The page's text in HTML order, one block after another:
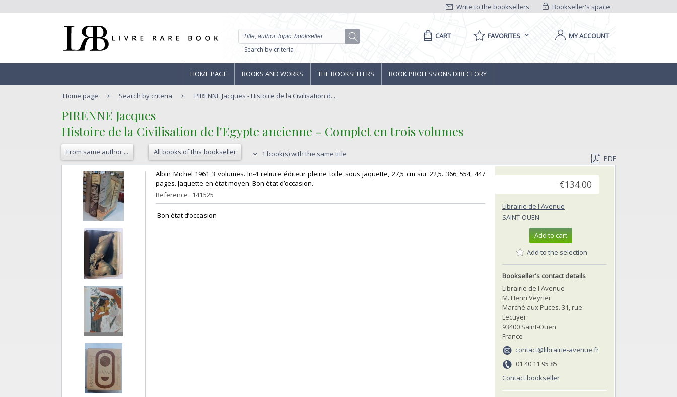
Bookseller's space
Write to the booksellers
Search by criteria
CART FAVORITES MY ACCOUNT
HOME PAGE BOOKS AND WORKS THE BOOKSELLERS BOOK PROFESSIONS DIRECTORY
Home page Search by criteria PIRENNE Jacques - Histoire de la Civilisation d...
‎PIRENNE Jacques‎
‎Histoire de la Civilisation de l'Egypte ancienne - Complet en trois volumes‎
From same author ... All books of this bookseller 1 book(s) with the same title
PDF
‎Albin Michel 1961 3 volumes. In-4 reliure éditeur pleine toile sous jaquette, 27,5 cm sur 22,5. 366, 554, 447
pages. Jaquette en état moyen. Bon état d’occasion.‎
Reference : 141525
‎ Bon état d’occasion ‎
€134.00
Librairie de l'Avenue
SAINT-OUEN
Add to cart
Add to the selection
Bookseller's contact details
Librairie de l'Avenue
M. Henri Veyrier
Marché aux Puces. 31, rue
Lecuyer
93400 Saint-Ouen
France
contact@librairie-avenue.fr
01 40 11 95 85
Contact bookseller